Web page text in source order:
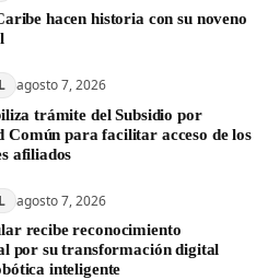
hacen historia con su noveno
agosto 7, 2026
trámite del Subsidio por
Común para facilitar acceso de los
afiliados
agosto 7, 2026
recibe reconocimiento
por su transformación digital
inteligente